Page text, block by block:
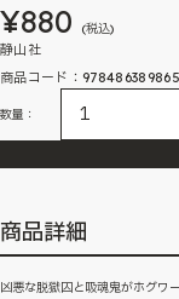
¥880 (税込)
静山社
商品コード：
数量：
商品詳細
凶悪な脱獄囚と吸魂鬼がホグワ